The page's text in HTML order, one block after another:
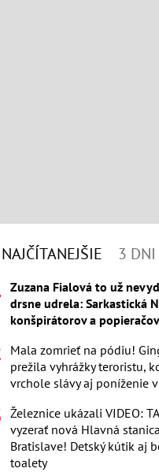
NAJČÍTANEJŠIE 3 DNI
Zuzana Fialová to už
drsne udrela: Sarkastická
konšpirátorov a
Mala zomrieť na pódiu!
prežila vyhrážky teroristu,
vrchole slávy aj poníženie
Železnice ukázali VIDEO:
vyzerať nová Hlavná
Bratislave! Detský kútik aj
toalety